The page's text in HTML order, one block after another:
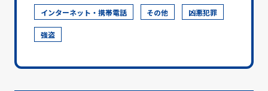
インターネット・携帯電話 その他 凶悪犯罪
強盗